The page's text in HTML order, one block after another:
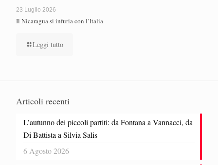
23 Luglio 2026
Il Nicaragua si infuria con l’Italia
Leggi tutto
Articoli recenti
L’autunno dei piccoli partiti: da Fontana a Vannacci, da
Di Battista a Silvia Salis
6 Agosto 2026